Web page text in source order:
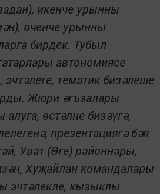
икенче урынны
өченче урынны
бирдек. Тубыл
автономиясе
тематик бизәлеше
Жюри әгъзалары
өстәлне бизәүгә,
презентациягә бәя
Уват (Өге) районнары,
Хуҗайлан командалары
эчтәлекле, кызыклы